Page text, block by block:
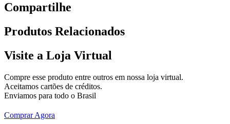
Compartilhe
Produtos Relacionados
Visite a Loja Virtual
Compre esse produto entre outros em nossa loja virtual.
Aceitamos cartões de créditos.
Enviamos para todo o Brasil
Comprar Agora